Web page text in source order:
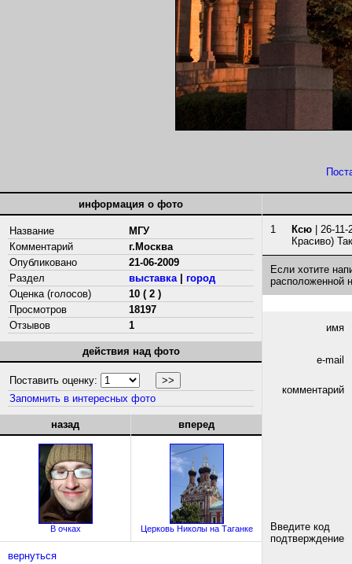
информация о фото
Название
МГУ
Комментарий
г.Москва
Опубликовано
21-06-2009
Раздел
выставка| город
Оценка (голосов)
10 ( 2 )
Просмотров
18197
Отзывов
1
действия над фото
Поставить оценку:
Запомнить в интересных фото
назад
В очках
вперед
Церковь Николы на Таганке
вернуться
1 Ксю | 26-
Красиво)
Если хотите
расположенной
имя
e-mail
комментарий
Введите код
подтверждение